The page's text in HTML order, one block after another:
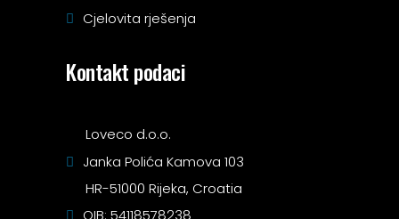
Cjelovita rješenja
Kontakt podaci
Loveco d.o.o.
Janka Polića Kamova 103
HR-51000 Rijeka, Croatia
OIB: 54118578238